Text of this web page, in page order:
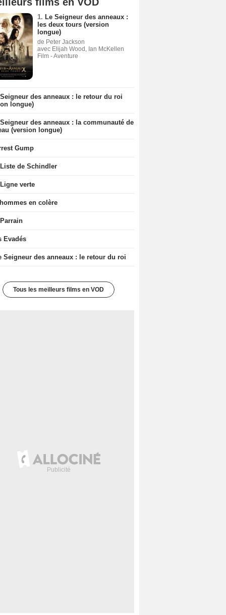
1. Le Seigneur des anneaux :
les deux tours (version
longue)
de Peter Jackson
avec Elijah Wood, Ian McKellen
Film - Aventure
des anneaux : le retour du roi
longue)
des anneaux : la communauté de
(version longue)
Gump
de Schindler
verte
en colère
Evadés
Seigneur des anneaux : le retour du roi
Tous les meilleurs films en VOD